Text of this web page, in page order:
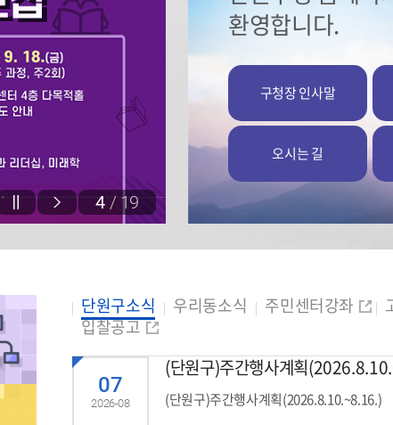
4/19
환영합니다.
구청장 인사말
오시는 길
단원구소식
07
2026-08
(단원구)주간행사계획
(단원구)주간행사계획(2026.8.10.~8.16.)
우리동소식 주민센터강좌
입찰공고